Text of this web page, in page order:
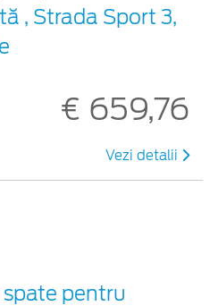
, Strada Sport 3,
€ 659,76
Vezi detalii
pentru